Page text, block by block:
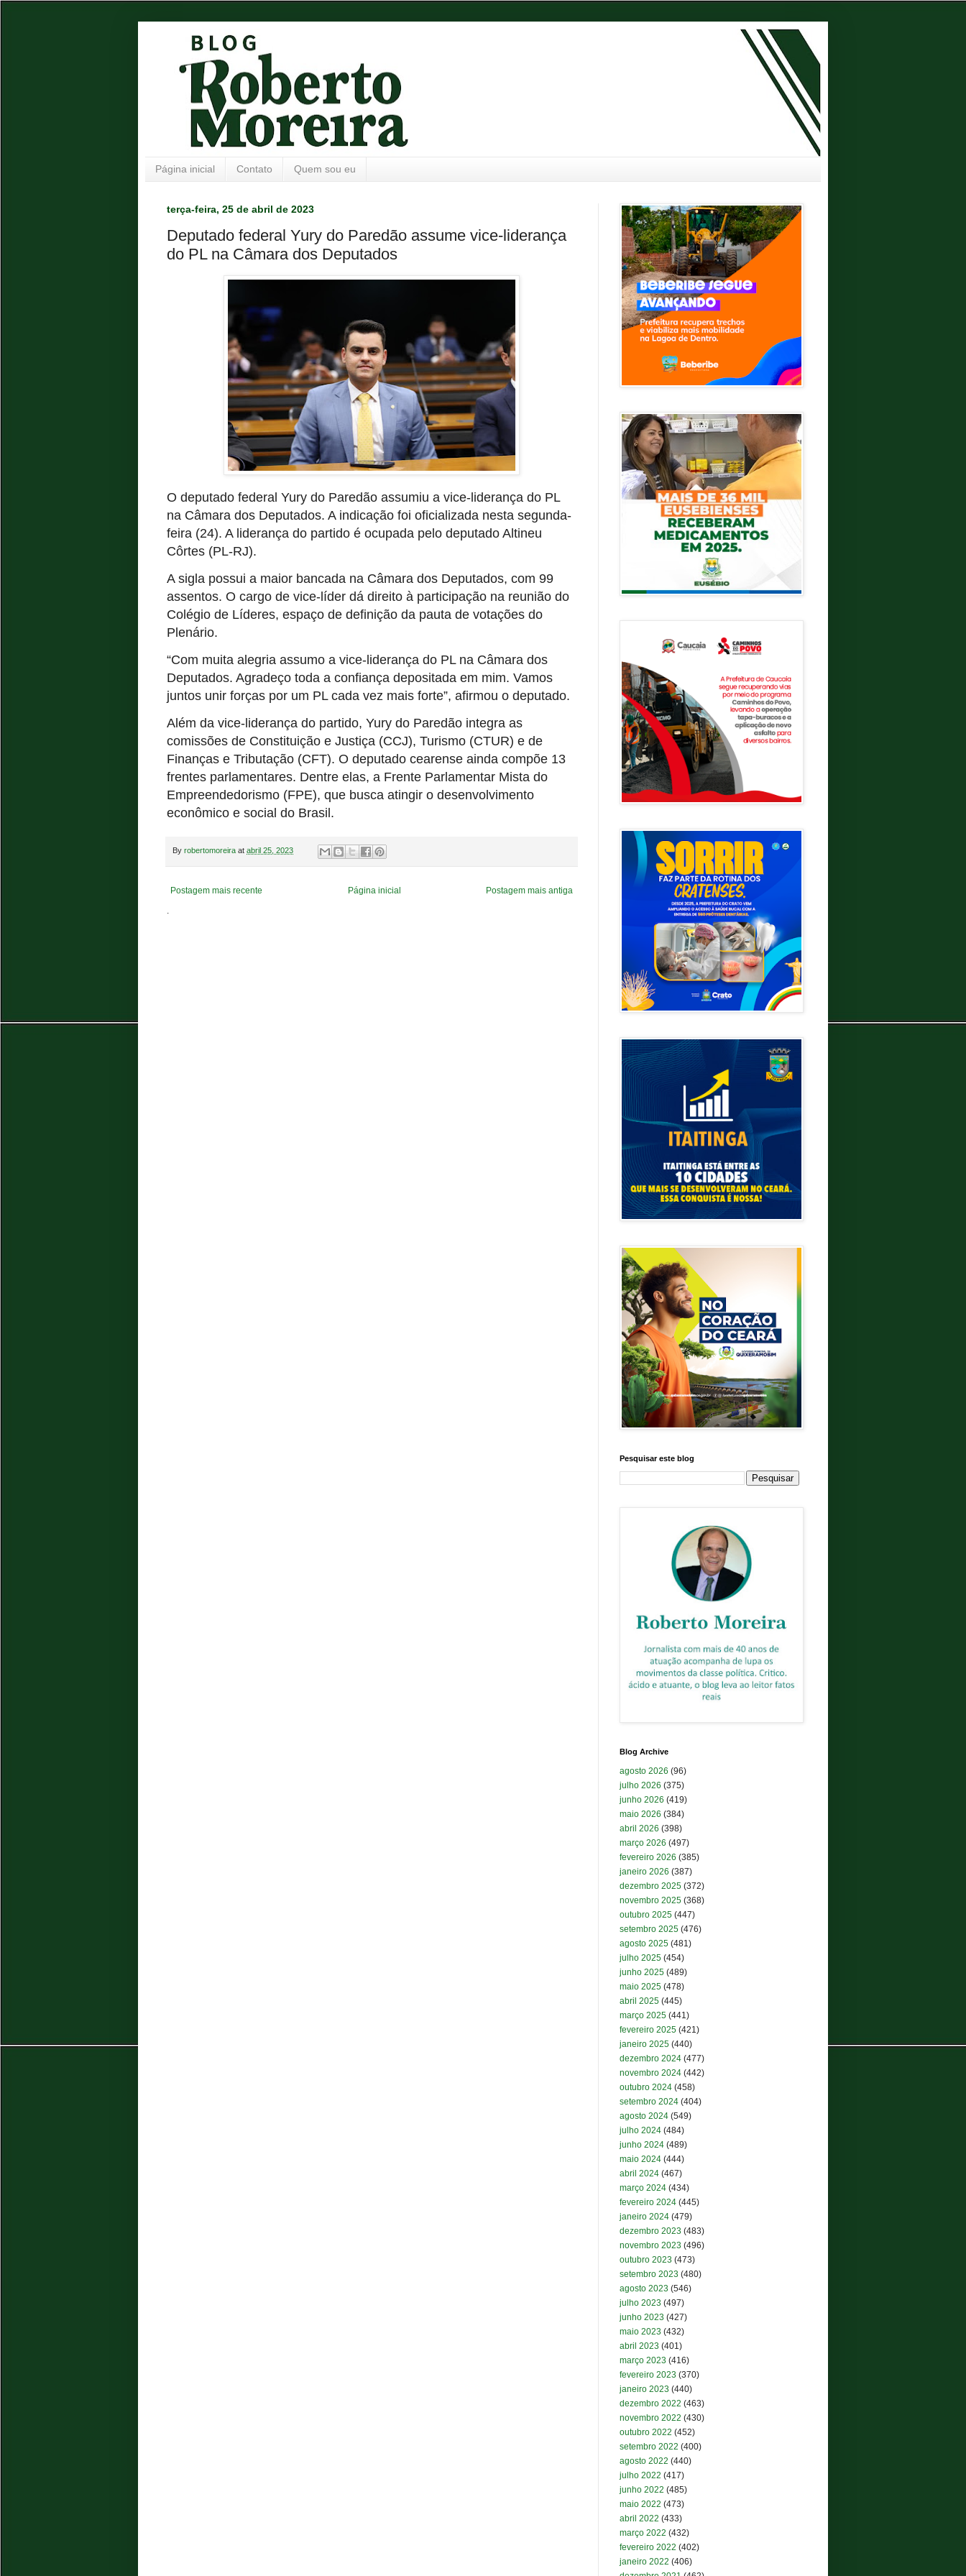
Página inicial Contato Quem sou eu
terça-feira, 25 de abril de 2023
Deputado federal Yury do Paredão assume vice-liderança
do PL na Câmara dos Deputados
O deputado federal Yury do Paredão assumiu a vice-liderança do PL
na Câmara dos Deputados. A indicação foi oficializada nesta segunda-
feira (24). A liderança do partido é ocupada pelo deputado Altineu
Côrtes (PL-RJ).
A sigla possui a maior bancada na Câmara dos Deputados, com 99
assentos. O cargo de vice-líder dá direito à participação na reunião do
Colégio de Líderes, espaço de definição da pauta de votações do
Plenário.
“Com muita alegria assumo a vice-liderança do PL na Câmara dos
Deputados. Agradeço toda a confiança depositada em mim. Vamos
juntos unir forças por um PL cada vez mais forte”, afirmou o deputado.
Além da vice-liderança do partido, Yury do Paredão integra as
comissões de Constituição e Justiça (CCJ), Turismo (CTUR) e de
Finanças e Tributação (CFT). O deputado cearense ainda compõe 13
frentes parlamentares. Dentre elas, a Frente Parlamentar Mista do
Empreendedorismo (FPE), que busca atingir o desenvolvimento
econômico e social do Brasil.
By robertomoreira at abril 25, 2023
Postagem mais recente Postagem mais antiga
Página inicial
Pesquisar este blog
Blog Archive
agosto 2026 (96)
julho 2026 (375)
junho 2026 (419)
maio 2026 (384)
abril 2026 (398)
março 2026 (497)
fevereiro 2026 (385)
janeiro 2026 (387)
dezembro 2025 (372)
novembro 2025 (368)
outubro 2025 (447)
setembro 2025 (476)
agosto 2025 (481)
julho 2025 (454)
junho 2025 (489)
maio 2025 (478)
abril 2025 (445)
março 2025 (441)
fevereiro 2025 (421)
janeiro 2025 (440)
dezembro 2024 (477)
novembro 2024 (442)
outubro 2024 (458)
setembro 2024 (404)
agosto 2024 (549)
julho 2024 (484)
junho 2024 (489)
maio 2024 (444)
abril 2024 (467)
março 2024 (434)
fevereiro 2024 (445)
janeiro 2024 (479)
dezembro 2023 (483)
novembro 2023 (496)
outubro 2023 (473)
setembro 2023 (480)
agosto 2023 (546)
julho 2023 (497)
junho 2023 (427)
maio 2023 (432)
abril 2023 (401)
março 2023 (416)
fevereiro 2023 (370)
janeiro 2023 (440)
dezembro 2022 (463)
novembro 2022 (430)
outubro 2022 (452)
setembro 2022 (400)
agosto 2022 (440)
julho 2022 (417)
junho 2022 (485)
maio 2022 (473)
abril 2022 (433)
março 2022 (432)
fevereiro 2022 (402)
janeiro 2022 (406)